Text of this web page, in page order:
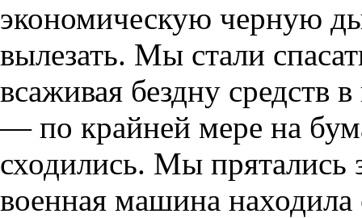
экономическую черную
вылезать. Мы стали
всаживая бездну
— по крайней мере на
сходились. Мы прятались
военная машина находила